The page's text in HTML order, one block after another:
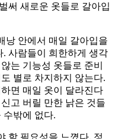
써 새로운 옷들로 갈아입
낭 안에서 매일 갈아입을
사람들이 희한하게 생각
는 기능성 옷들로 준비
별로 차지하지 않는다.
면 매일 옷이 달라진다
고 버릴 만한 낡은 것들
수밖에 없다.